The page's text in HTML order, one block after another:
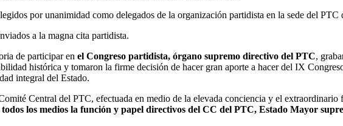
por unanimidad como delegados de la organización partidista en la sede del
a la magna cita partidista.
de participar en el Congreso partidista, órgano supremo directivo del PTC,
histórica y tomaron la firme decisión de hacer gran aporte a hacer del IX
integral del Estado.
Central del PTC, efectuada en medio de la elevada conciencia y el
los medios la función y papel directivos del CC del PTC, Estado Mayor